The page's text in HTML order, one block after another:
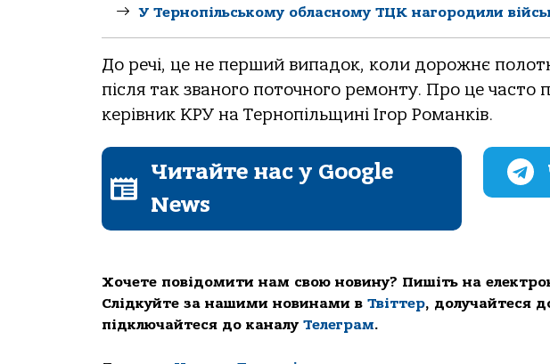
У Тернопільському обласному ТЦК нагородили
До речі, це не перший випадок, коли дорожнє
після так званого поточного ремонту. Про це
керівник КРУ на Тернопільщині Ігор Романків.
Читайте нас у Google
News
Хочете повідомити нам свою новину? Пишіть на
Слідкуйте за нашими новинами в Твіттер, долучайтеся
підключайтеся до каналу Телеграм.